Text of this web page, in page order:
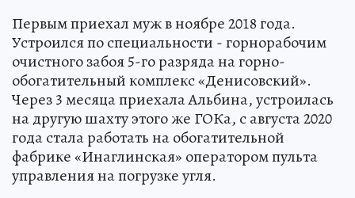
Первым приехал муж в ноябре 2018 года.
Устроился по специальности - горнорабочим
очистного забоя 5-го разряда на горно-
обогатительный комплекс «Денисовский».
Через 3 месяца приехала Альбина, устроилась
на другую шахту этого же ГОКа, с августа 2020
года стала работать на обогатительной
фабрике «Инаглинская» оператором пульта
управления на погрузке угля.